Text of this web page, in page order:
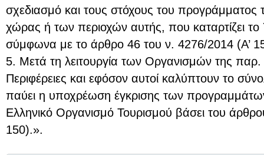
σχεδιασμό και τους στόχους του προγράμματος
χώρας ή των περιοχών αυτής, που καταρτίζει
σύμφωνα με το άρθρο 46 του ν. 4276/2014 (Α’
5. Μετά τη λειτουργία των Οργανισμών της
Περιφέρειες και εφόσον αυτοί καλύπτουν το
παύει η υποχρέωση έγκρισης των
Ελληνικό Οργανισμό Τουρισμού βάσει του
150).».